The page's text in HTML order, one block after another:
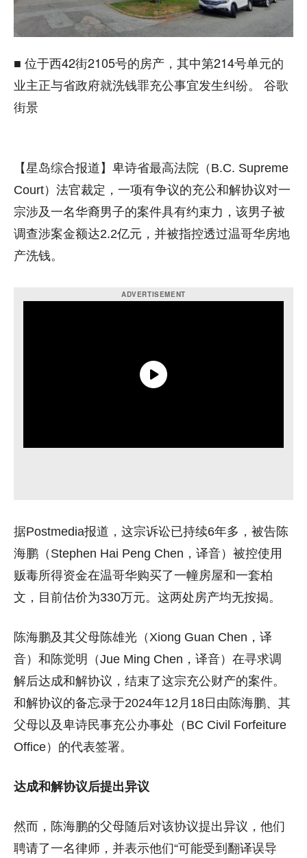
■ 位于西42街2105号的房产，其中第214号单元的
业主正与省政府就洗钱罪充公事宜发生纠纷。 谷歌
街景
【星岛综合报道】卑诗省最高法院（B.C. Supreme
Court）法官裁定，一项有争议的充公和解协议对一
宗涉及一名华裔男子的案件具有约束力，该男子被
调查涉案金额达2.2亿元，并被指控透过温哥华房地
产洗钱。
据Postmedia报道，这宗诉讼已持续6年多，被告陈
海鹏（Stephen Hai Peng Chen，译音）被控使用
贩毒所得资金在温哥华购买了一幢房屋和一套柏
文，目前估价为330万元。这两处房产均无按揭。
陈海鹏及其父母陈雄光（Xiong Guan Chen，译
音）和陈觉明（Jue Ming Chen，译音）在寻求调
解后达成和解协议，结束了这宗充公财产的案件。
和解协议的备忘录于2024年12月18日由陈海鹏、其
父母以及卑诗民事充公办事处（BC Civil Forfeiture
Office）的代表签署。
达成和解协议后提出异议
然而，陈海鹏的父母随后对该协议提出异议，他们
聘请了一名律师，并表示他们“可能受到翻译误导